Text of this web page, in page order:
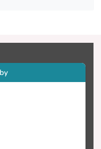
που υπολογίστηκαν
μέθοδο Jonswap για
Όσο στο μοντέλο
τέσσερις πασσάλους
απλοί κυματισμοί για
εντατικών